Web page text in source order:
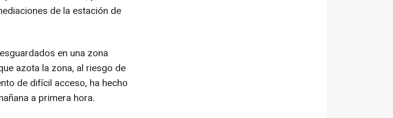
de la estación de
en una zona
azota la zona, al riesgo de
de difícil acceso, ha hecho
a primera hora.